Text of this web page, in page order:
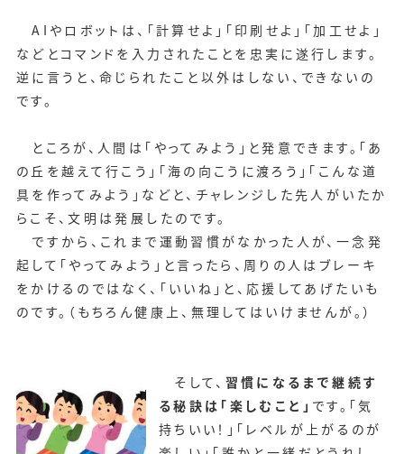
AIやロボットは、「計算せよ」「印刷せよ」「加工せよ」
などとコマンドを入力されたことを忠実に遂行します。
逆に言うと、命じられたこと以外はしない、できないの
です。
ところが、人間は「やってみよう」と発意できます。「あ
の丘を越えて行こう」「海の向こうに渡ろう」「こんな道
具を作ってみよう」などと、チャレンジした先人がいたか
らこそ、文明は発展したのです。
ですから、これまで運動習慣がなかった人が、一念発
起して「やってみよう」と言ったら、周りの人はブレーキ
をかけるのではなく、「いいね」と、応援してあげたいも
のです。（もちろん健康上、無理してはいけませんが。）
そして、 習慣になるまで継続す
る秘訣は「楽しむこと」 です。「気
持ちいい！」「レベルが上がるのが